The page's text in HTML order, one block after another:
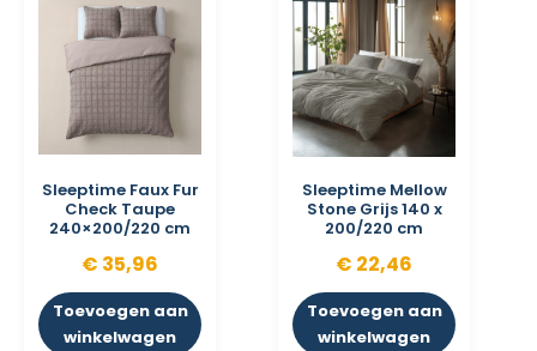
Sleeptime Faux Fur
Check Taupe
240×200/220 cm
€ 35,96
Toevoegen aan
winkelwagen
Sleeptime Mellow
Stone Grijs 140 x
200/220 cm
€ 22,46
Toevoegen aan
winkelwagen